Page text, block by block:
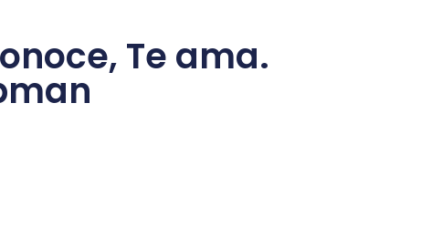
Te ama.